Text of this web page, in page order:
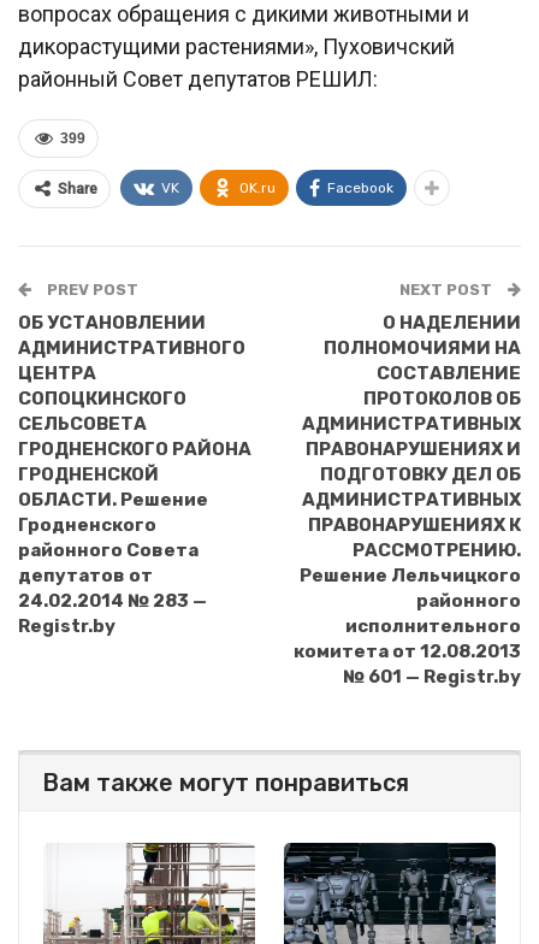
вопросах обращения с дикими животными и
дикорастущими растениями», Пуховичский
районный Совет депутатов РЕШИЛ:
399
Share VK OK.ru Facebook
PREV POST
ОБ УСТАНОВЛЕНИИ
АДМИНИСТРАТИВНОГО
ЦЕНТРА
СОПОЦКИНСКОГО
СЕЛЬСОВЕТА
ГРОДНЕНСКОГО РАЙОНА
ГРОДНЕНСКОЙ
ОБЛАСТИ. Решение
Гродненского
районного Совета
депутатов от
24.02.2014 № 283 —
Registr.by
NEXT POST
О НАДЕЛЕНИИ
ПОЛНОМОЧИЯМИ НА
СОСТАВЛЕНИЕ
ПРОТОКОЛОВ ОБ
АДМИНИСТРАТИВНЫХ
ПРАВОНАРУШЕНИЯХ И
ПОДГОТОВКУ ДЕЛ ОБ
АДМИНИСТРАТИВНЫХ
ПРАВОНАРУШЕНИЯХ К
РАССМОТРЕНИЮ.
Решение Лельчицкого
районного
исполнительного
комитета от 12.08.2013
№ 601 — Registr.by
Вам также могут понравиться